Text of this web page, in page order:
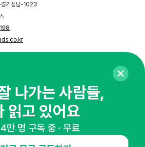
경기성남-1023
나가는 사람들,
읽고 있어요
만 명 구독 중 · 무료